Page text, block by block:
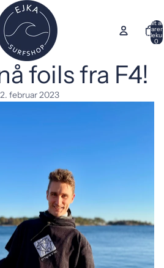
Totalt
varer
0
foils fra F4!
februar 2023